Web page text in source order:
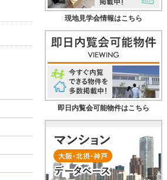
現地見学会情報はこちら
即日内覧会可能物件はこちら